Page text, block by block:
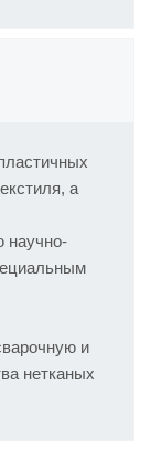
а
научно-
и
нетканых